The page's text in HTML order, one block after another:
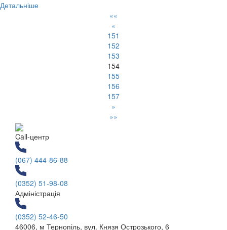
Детальніше
««
«
151
152
153
154
155
156
157
»
»»
Call-центр
(067) 444-86-88
(0352) 51-98-08
Адміністрація
(0352) 52-46-50
46006, м Тернопіль, вул. Князя Острозького, 6